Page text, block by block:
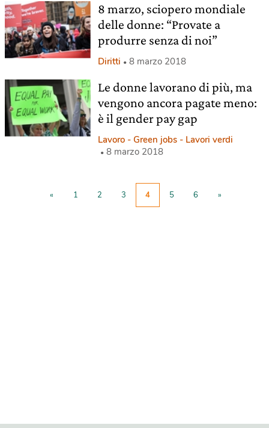
8 marzo, sciopero mondiale
delle donne: “Provate a
produrre senza di noi”
Diritti 8 marzo 2018
Le donne lavorano di più, ma
vengono ancora pagate meno:
è il gender pay gap
Lavoro - Green jobs - Lavori verdi
8 marzo 2018
« 1 2 3 4 5 6 »